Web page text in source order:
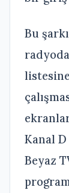
Bu
Kanal D
Beyaz